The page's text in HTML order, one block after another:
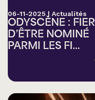
06-11-2025 | Actualités
ODYSCÈNE : FIER
D’ÊTRE NOMINÉ
PARMI LES FI...